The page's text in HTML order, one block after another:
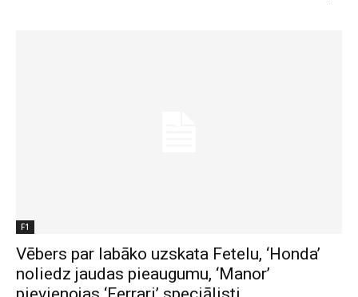
F1
Vēbers par labāko uzskata Fetelu, ‘Honda’
noliedz jaudas pieaugumu, ‘Manor’